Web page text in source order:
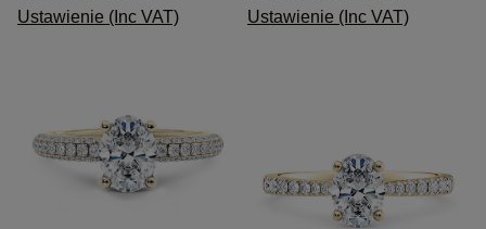
Ustawienie (Inc VAT) Ustawienie (Inc VAT)